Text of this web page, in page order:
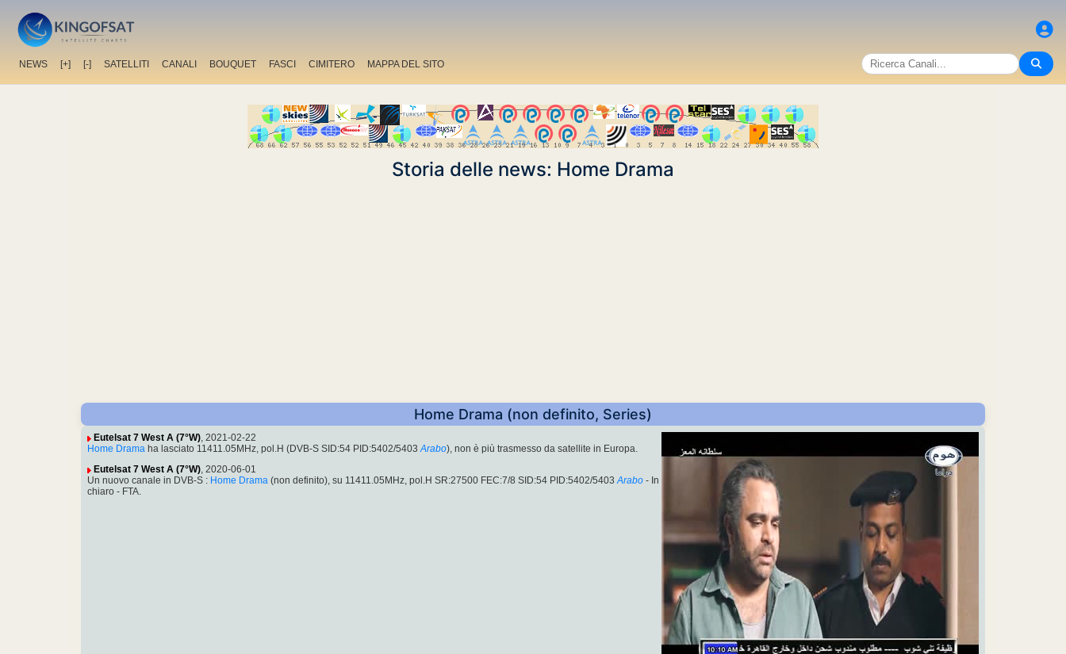
NEWS [+] [-] SATELLITI CANALI BOUQUET FASCI CIMITERO MAPPA DEL SITO
Storia delle news: Home Drama
Home Drama (non definito, Series)
Eutelsat 7 West A (7°W), 2021-02-22
Home Drama ha lasciato 11411.05MHz, pol.H (DVB-S SID:54 PID:5402/5403 Arabo), non è più trasmesso da satellite in Europa.
Eutelsat 7 West A (7°W), 2020-06-01
Un nuovo canale in DVB-S : Home Drama (non definito), su 11411.05MHz, pol.H SR:27500 FEC:7/8 SID:54 PID:5402/5403 Arabo - In
chiaro - FTA.